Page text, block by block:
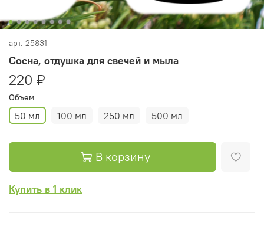
арт. 25831
Сосна, отдушка для свечей и мыла
220 ₽
Объем
50 мл 100 мл 250 мл 500 мл
В корзину
Купить в 1 клик